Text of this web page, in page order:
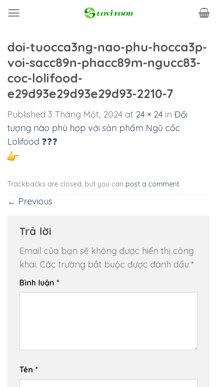
doi-tuocca3ng-nao-phu-hocca3p-
voi-sacc89n-phacc89m-ngucc83-
coc-lolifood-
e29d93e29d93e29d93-2210-7
Published 3 Tháng Một, 2024 at 24 × 24 in Đối
tượng nào phù hợp với sản phẩm Ngũ cốc
Lolifood ❓❓❓
Trackbacks are closed, but you can post a comment.
← Previous
Trả lời
Email của bạn sẽ không được hiển thị công
khai. Các trường bắt buộc được đánh dấu *
Bình luận *
Tên *